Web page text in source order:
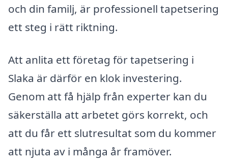
och din familj, är professionell tapetsering
ett steg i rätt riktning.
Att anlita ett företag för tapetsering i
Slaka är därför en klok investering.
Genom att få hjälp från experter kan du
säkerställa att arbetet görs korrekt, och
att du får ett slutresultat som du kommer
att njuta av i många år framöver.